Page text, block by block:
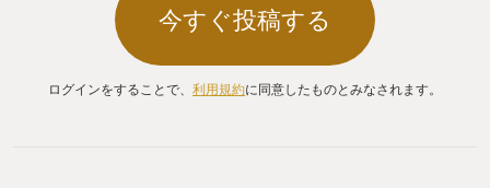
今すぐ投稿する
ログインをすることで、 利用規約に同意したものとみなされます。